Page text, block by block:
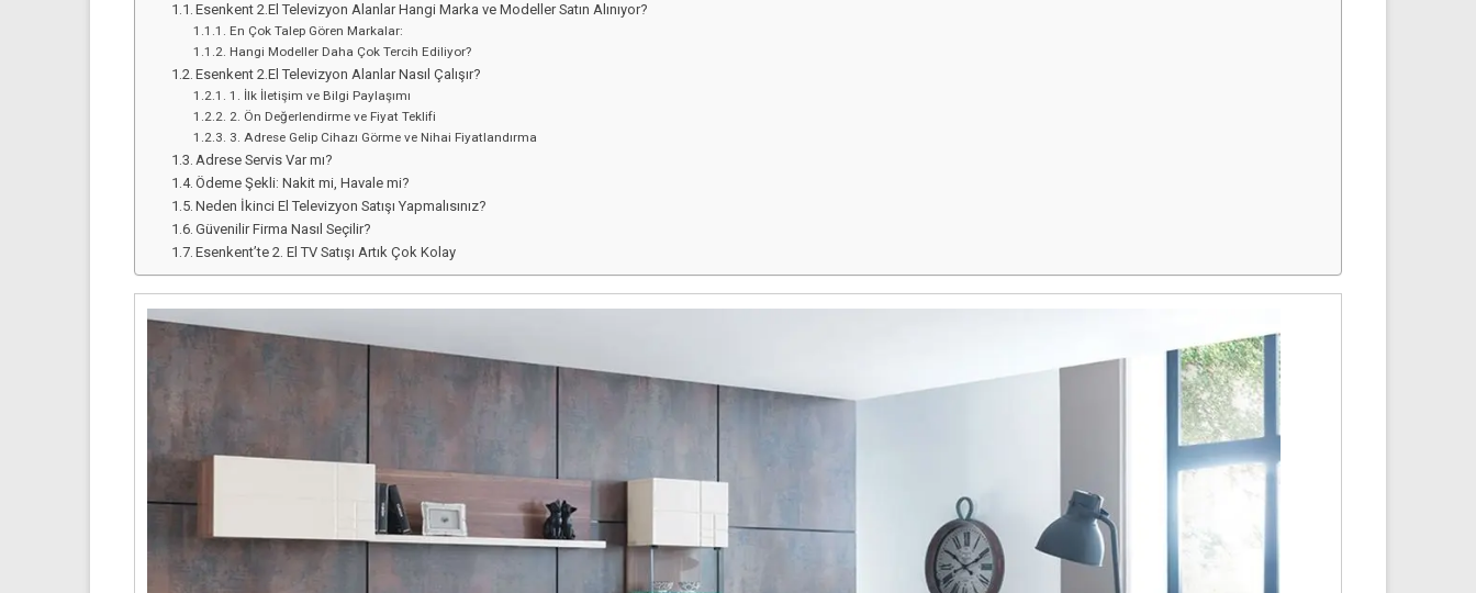
Esenkent 2.El Televizyon Alanlar Hangi Marka ve Modeller Satın Alınıyor?
En Çok Talep Gören Markalar:
Hangi Modeller Daha Çok Tercih Ediliyor?
Esenkent 2.El Televizyon Alanlar Nasıl Çalışır?
1. İlk İletişim ve Bilgi Paylaşımı
2. Ön Değerlendirme ve Fiyat Teklifi
3. Adrese Gelip Cihazı Görme ve Nihai Fiyatlandırma
Adrese Servis Var mı?
Ödeme Şekli: Nakit mi, Havale mi?
Neden İkinci El Televizyon Satışı Yapmalısınız?
Güvenilir Firma Nasıl Seçilir?
Esenkent’te 2. El TV Satışı Artık Çok Kolay